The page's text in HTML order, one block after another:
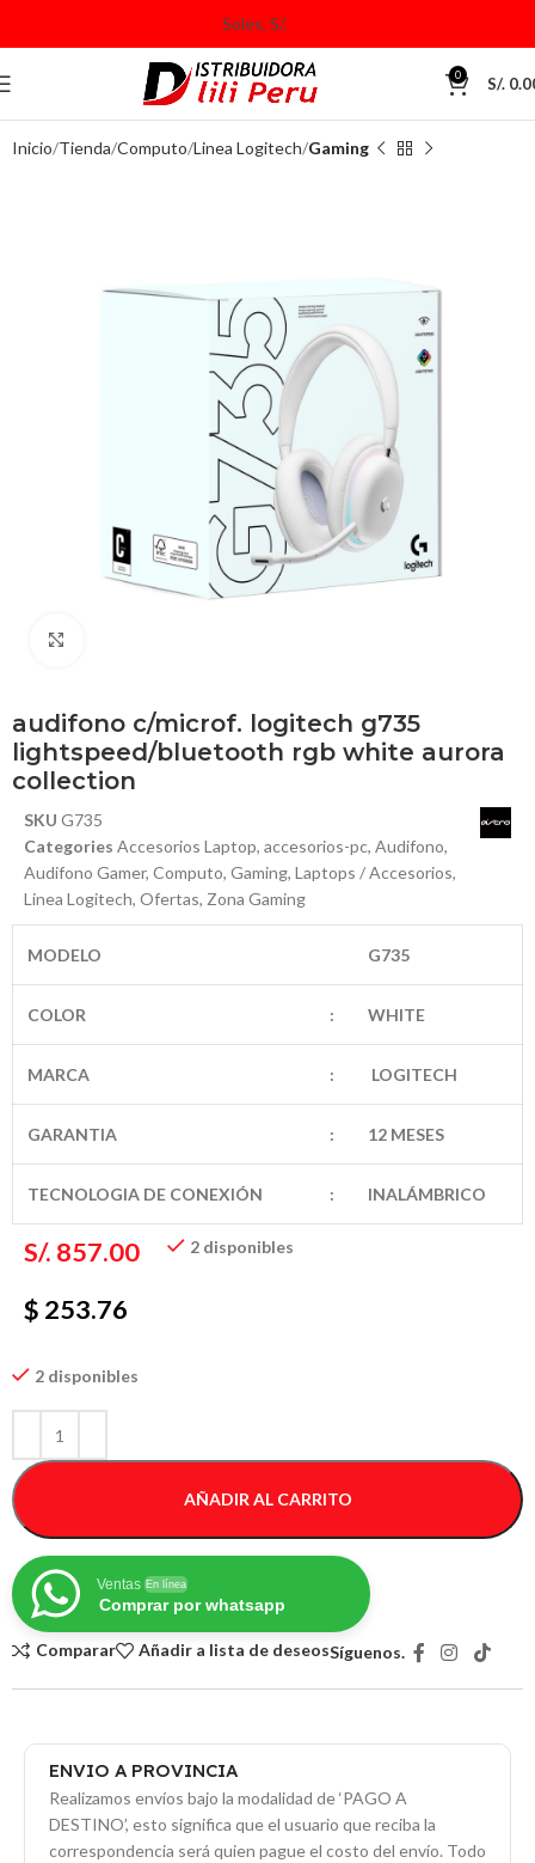
0 S/.
Inicio Tienda Computo Linea Logitech Gaming
audifono c/microf. logitech g735
lightspeed/bluetooth rgb white aurora
collection
SKU G735
Categories Accesorios Laptop, accesorios-pc, Audifono,
Audifono Gamer, Computo, Gaming, Laptops / Accesorios,
Linea Logitech, Ofertas, Zona Gaming
MODELO G735
COLOR : WHITE
MARCA : LOGITECH
GARANTIA : 12 MESES
TECNOLOGIA DE CONEXIÓN : INALÁMBRICO
S/. 857.00
$ 253.76
2 disponibles
2 disponibles
AÑADIR AL CARRITO
Ventas En línea
Comprar por whatsapp
Comparar Añadir a lista de deseosSíguenos.
ENVIO A PROVINCIA
Realizamos envíos bajo la modalidad de ‘PAGO A
DESTINO’, esto significa que el usuario que reciba la
correspondencia será quien pague el costo del envío. Todo